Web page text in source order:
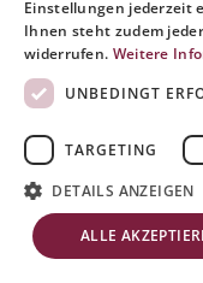
worauf solltest
Auf dieser Seite
Demokratie
auf friedliche
Demo oder
kannst; egal
oder schon
Einstellungen jederzeit
Ihnen steht zudem
widerrufen. Weitere
UNBEDINGT
TARGETING
DETAILS ANZEIGEN
ALLE